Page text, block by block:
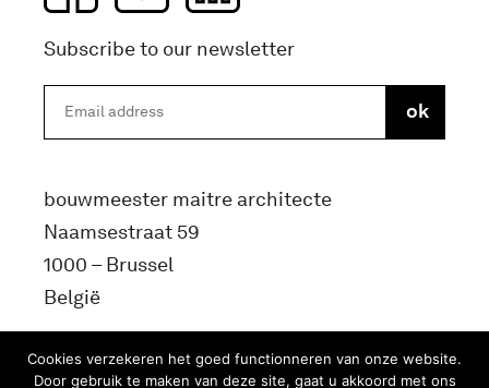
Subscribe to our newsletter
bouwmeester maitre architecte
Naamsestraat 59
1000 – Brussel
België
info@bma.brussels
Cookies verzekeren het goed functionneren van onze website.
Door gebruik te maken van deze site, gaat u akkoord met ons